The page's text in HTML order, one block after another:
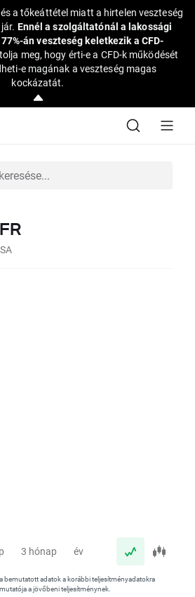
a tőkeáttétel miatt a hirtelen veszteség
Ennél a szolgáltatónál a lakossági
án veszteség keletkezik a CFD-
meg, hogy érti-e a CFD-k működését
e magának a veszteség magas
kockázatát.
3 hónap év
bemutatott adatok a korábbi teljesítményadatokra
a jövőbeni teljesítménynek.